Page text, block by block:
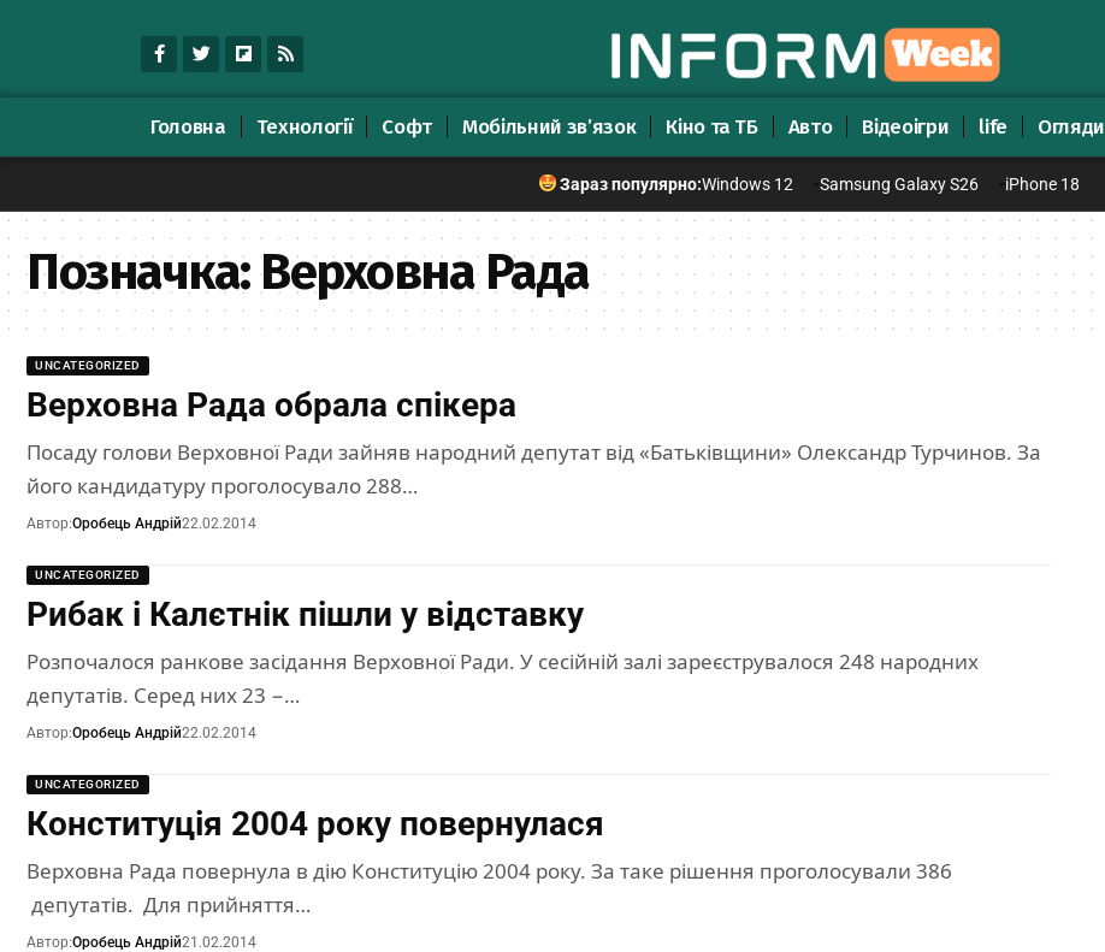
Головна Технології Софт Мобільний зв’язок Кіно та ТБ Авто Відеоігри life Огляди
Зараз популярно:Windows 12 Samsung Galaxy S26 iPhone 18
Позначка:Верховна Рада
UNCATEGORIZED
Верховна Рада обрала спікера
Посаду голови Верховної Ради зайняв народний депутат від «Батьківщини» Олександр Турчинов. За
його кандидатуру проголосувало 288…
Автор:Оробець Андрій22.02.2014
UNCATEGORIZED
Рибак і Калєтнік пішли у відставку
Розпочалося ранкове засідання Верховної Ради. У сесійній залі зареєструвалося 248 народних
депутатів. Серед них 23 −…
Автор:Оробець Андрій22.02.2014
UNCATEGORIZED
Конституція 2004 року повернулася
Верховна Рада повернула в дію Конституцію 2004 року. За таке рішення проголосували 386
депутатів. Для прийняття…
Автор:Оробець Андрій21.02.2014